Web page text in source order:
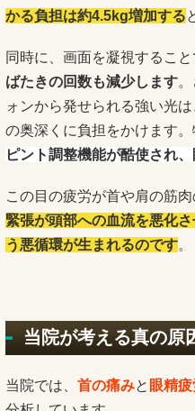
かる負担は約4.5kg増加する
同時に、画面を凝視するこ
ばたきの回数も減少します
ォンから発せられる強い光
の奥深くに負担をかけます。
ピント調整機能が酷使され
この目の疲労が首や肩の筋
緊張が頭部への血流を悪化
う悪循環が生まれるのです。
当院が考える真の原
当院では、 首の痛みと 眼精